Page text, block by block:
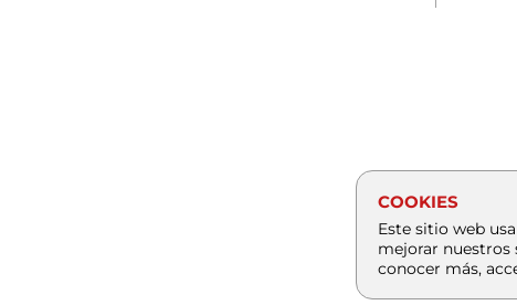
COOKIES
Este sitio web
mejorar nuestros
conocer más,